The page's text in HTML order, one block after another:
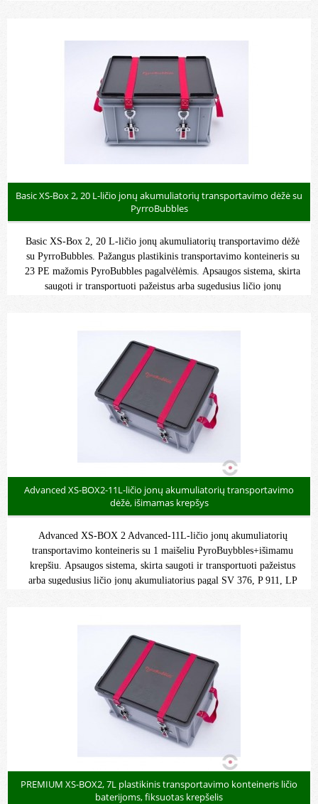
PE mažos PyroBubbles pagalvėlės PURE-
M, granulių pavidalo užpildas, 50 vnt
Basic XS-Box 2, 20 L-ličio jonų akumuliatorių transportavimo dėžė su
PyrroBubbles
Basic XS-Box 2, 20 L-ličio jonų akumuliatorių transportavimo dėžė
su PyrroBubbles. Pažangus plastikinis transportavimo konteineris su
23 PE mažomis PyroBubbles pagalvėlėmis. Apsaugos sistema, skirta
saugoti ir transportuoti pažeistus arba sugedusius ličio jonų
akumuliatorius. Saugos sistema pritaikyta nepažeistoms, sugedusioms
arba susidėvėjusioms ličio jonų baterijoms laikyti ir transportuoti
(End Of Life – EOL) pagal SV 377, P909 .
Advanced XS-BOX2-11L-ličio jonų akumuliatorių transportavimo
dėžė, išimamas krepšys
Advanced XS-BOX 2 Advanced-11L-ličio jonų akumuliatorių
transportavimo konteineris su 1 maišeliu PyroBuybbles+išimamu
krepšiu. Apsaugos sistema, skirta saugoti ir transportuoti pažeistus
arba sugedusius ličio jonų akumuliatorius pagal SV 376, P 911, LP
nepažeistoms, sugedusioms arba susidėvėjusioms ličio jonų baterijoms
laikyti ir transportuoti (End Of Life – EOL) pagal SV 377, P909 .
PREMIUM XS-BOX2, 7L plastikinis transportavimo konteineris ličio
baterijoms, fiksuotas krepšelis